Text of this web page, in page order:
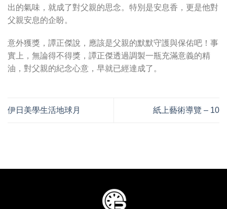
出的氣味，就成了對父親的思念。特別是安息香，更是他對
父親安息的企盼。
意外獲獎，譚正傑說，應該是父親的默默守護與保佑吧！事
實上，無論得不得獎，譚正傑透過調製一瓶充滿意義的精
油，對父親的紀念心意，早就已經達成了。
伊日美學生活地球月 紙上藝術導覽 – 10